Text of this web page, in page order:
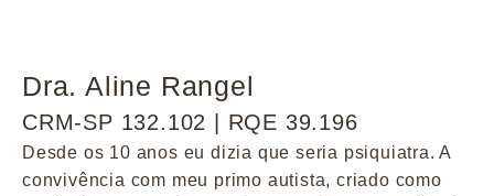
Dra. Aline Rangel
CRM-SP 132.102 | RQE 39.196
Desde os 10 anos eu dizia que seria psiquiatra. A
convivência com meu primo autista, criado como